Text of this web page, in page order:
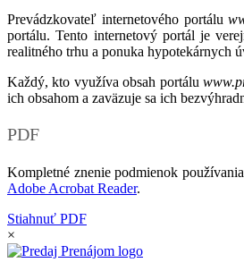
Prevádzkovateľ internetového portálu
portálu. Tento internetový portál je
realitného trhu a ponuka hypotekárnych
Každý, kto využíva obsah portálu
ich obsahom a zaväzuje sa ich
PDF
Kompletné znenie podmienok
Adobe Acrobat Reader.
Stiahnuť PDF
×